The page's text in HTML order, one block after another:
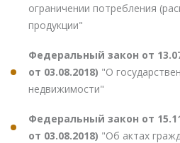
ограничении потребления
продукции"
Федеральный закон от
от 03.08.2018) "О
недвижимости"
Федеральный закон от
от 03.08.2018) "Об актах